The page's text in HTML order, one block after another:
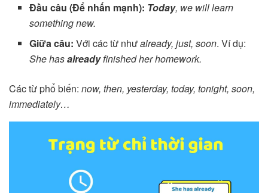
Đầu câu (Để nhấn mạnh): Today, we will learn
something new.
Giữa câu: Với các từ nhưalready, just, soon. Ví dụ:
She hasalreadyfinished her homework.
Các từ phổ biến: now, then, yesterday, today, tonight, soon,
immediately…